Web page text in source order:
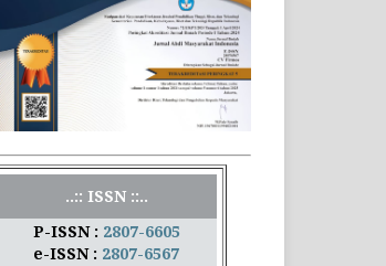
..:: ISSN ::..
P-ISSN : 2807-6605
e-ISSN : 2807-6567